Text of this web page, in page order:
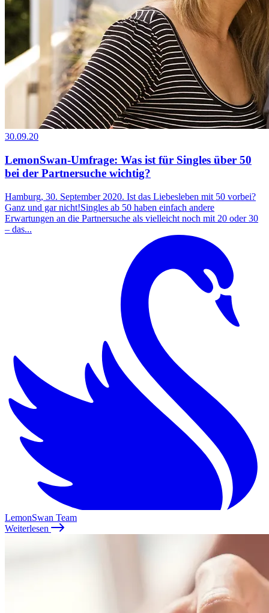
30.09.20
LemonSwan-Umfrage: Was ist für Singles über 50
bei der Partnersuche wichtig?
Hamburg, 30. September 2020. Ist das Liebesleben mit 50 vorbei?
Ganz und gar nicht!Singles ab 50 haben einfach andere
Erwartungen an die Partnersuche als vielleicht noch mit 20 oder 30
– das...
LemonSwan Team
Weiterlesen